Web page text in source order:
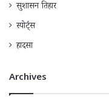
सुशासन तिहार
स्पोर्ट्स
हादसा
Archives